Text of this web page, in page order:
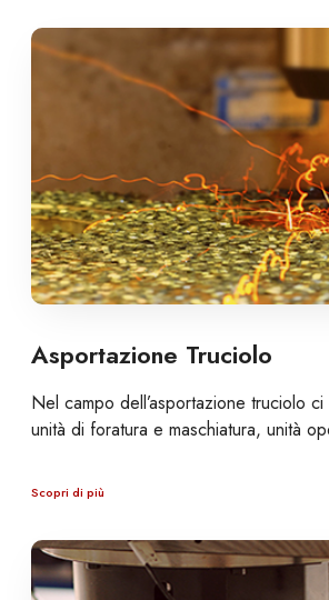
Asportazione Truciolo
Nel campo dell’asportazione truciolo
unità di foratura e maschiatura, unità
Scopri di più